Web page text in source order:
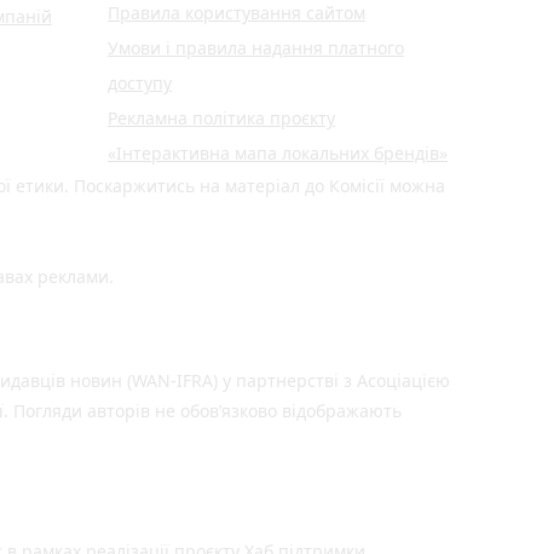
Правила користування сайтом
Умови і правила надання платного
доступу
Рекламна політика проєкту
«Інтерактивна мапа локальних брендів»
етики. Поскаржитись на матеріал до Комісії можна
реклами.
новин (WAN-IFRA) у партнерстві з Асоціацією
Погляди авторів не обов’язково відображають